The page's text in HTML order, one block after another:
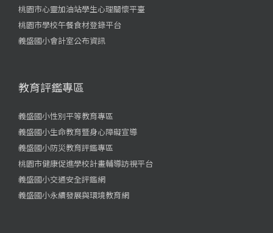
桃園市心靈加油站學生心理關懷平臺
桃園市學校午餐食材登錄平台
義盛國小會計室公布資訊
教育評鑑專區
義盛國小性別平等教育專區
義盛國小生命教育暨身心障礙宣導
義盛國小防災教育評鑑專區
桃園市健康促進學校計畫輔導訪視平台
義盛國小交通安全評鑑網
義盛國小永續發展與環境教育網